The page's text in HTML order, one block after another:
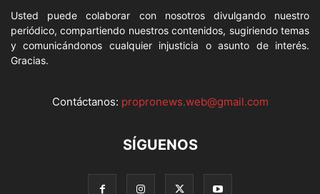
Usted puede colaborar con nosotros divulgando nuestro
periódico, compartiendo nuestros contenidos, sugiriendo temas
y comunicándonos cualquier injusticia o asunto de interés.
Gracias.
Contáctanos: propronews.web@gmail.com
SÍGUENOS